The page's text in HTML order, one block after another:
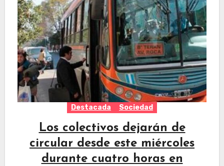
Destacada Sociedad
Los colectivos dejarán de
circular desde este miércoles
durante cuatro horas en